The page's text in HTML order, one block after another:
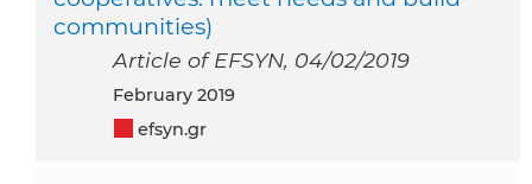
communities)
Article of EFSYN, 04/02/2019
February 2019
efsyn.gr